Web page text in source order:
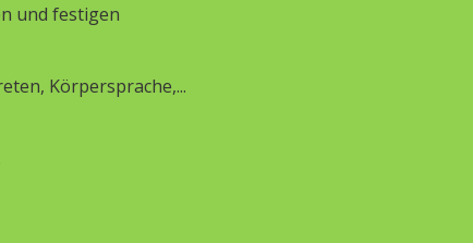
und festigen
Körpersprache,...